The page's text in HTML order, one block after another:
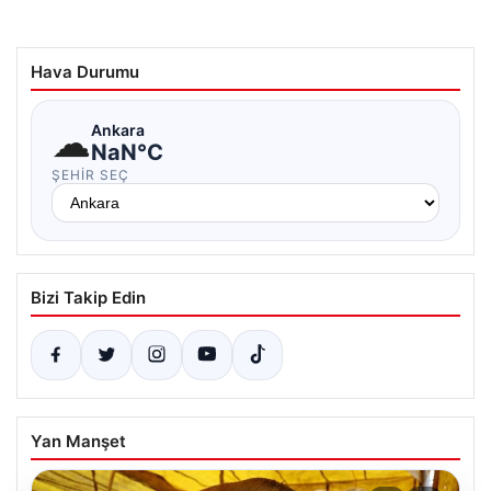
Hava Durumu
☁Ankara
NaN°C
ŞEHIR SEÇ
Bizi Takip Edin
Yan Manşet